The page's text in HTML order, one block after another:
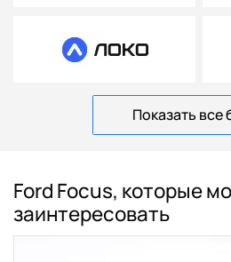
Показать все
Ford Focus, которые
заинтересовать